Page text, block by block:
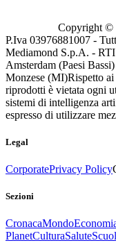
Copyright ©
P.Iva 03976881007 -
Mediamond S.p.A. -
Amsterdam (Paesi
Monzese (MI)Rispetto
riprodotti è vietata ogni
sistemi di intelligenza
espresso di utilizzare
Legal
CorporatePrivacy Policy
Sezioni
CronacaMondo
PlanetCulturaSalute